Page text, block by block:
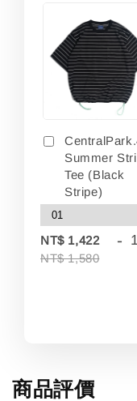
Summer
Tee (Black
Stripe)
NT$ 1,422
NT$ 1,580
-
商品評價